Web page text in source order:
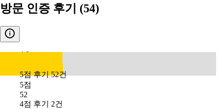
방문 인증 후기 (54)
4.9
5점 후기 52건
5점
52
4점 후기 2건